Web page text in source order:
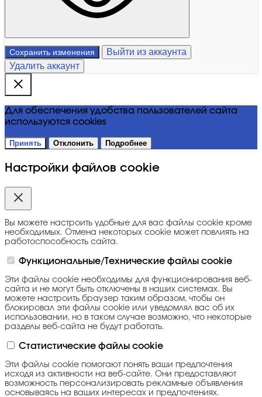
Сохранить изменения
Выйти из аккаунта
Удалить аккаунт
Для обеспечения удобства пользователей сайта
используются cookies
Принять Отклонить Подробнее
Настройки файлов cookie
Вы можете настроить удобные для вас файлы cookie кроме
необходимых. Отмена некоторых cookie может повлиять на
работоспособность сайта.
Функциональные/Технические файлы cookie
Эти файлы cookie необходимы для функционирования веб-
сайта и не могут быть отключены в наших системах. Вы
можете настроить браузер таким образом, чтобы он
блокировал эти файлы cookie или уведомлял вас об их
использовании, но в таком случае возможно, что некоторые
разделы веб-сайта не будут работать.
Статистические файлы cookie
Эти файлы cookie помогают понять ваши предпочтения
исходя из активности на веб-сайте. Они предоставляют
возможность персонализировать рекламные объявления
основываясь на ваших интересах и предпочтениях.